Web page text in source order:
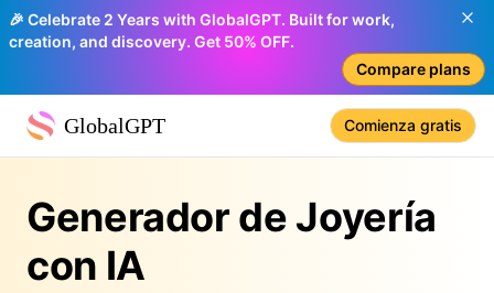
🎉 Celebrate 2 Years with GlobalGPT. Built for work,
creation, and discovery. Get 50% OFF.
Compare plans
GlobalGPT Comienza gratis
Generador de Joyería
con IA